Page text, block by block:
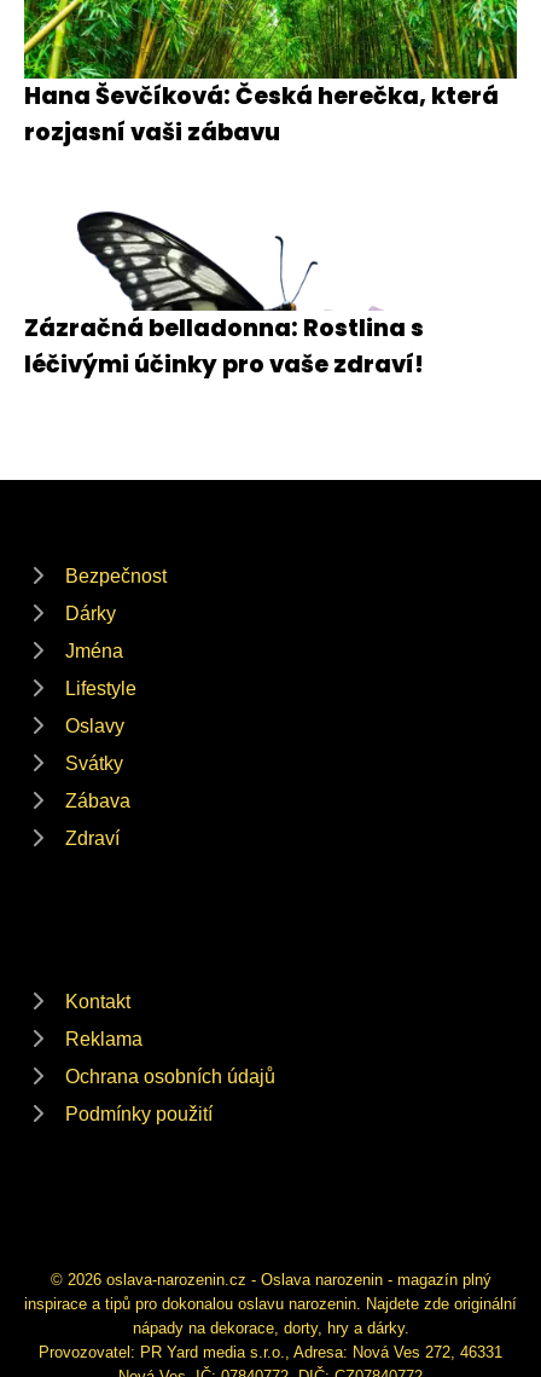
Hana Ševčíková: Česká herečka, která
rozjasní vaši zábavu
Zázračná belladonna: Rostlina s
léčivými účinky pro vaše zdraví!
Bezpečnost
Dárky
Jména
Lifestyle
Oslavy
Svátky
Zábava
Zdraví
Kontakt
Reklama
Ochrana osobních údajů
Podmínky použití
© 2026 oslava-narozenin.cz - Oslava narozenin - magazín plný
inspirace a tipů pro dokonalou oslavu narozenin. Najdete zde originální
nápady na dekorace, dorty, hry a dárky.
Provozovatel: PR Yard media s.r.o., Adresa: Nová Ves 272, 46331